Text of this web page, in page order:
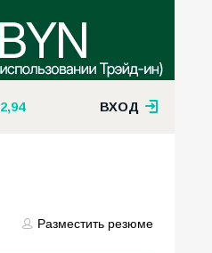
2,94 ВХОД
Разместить резюме